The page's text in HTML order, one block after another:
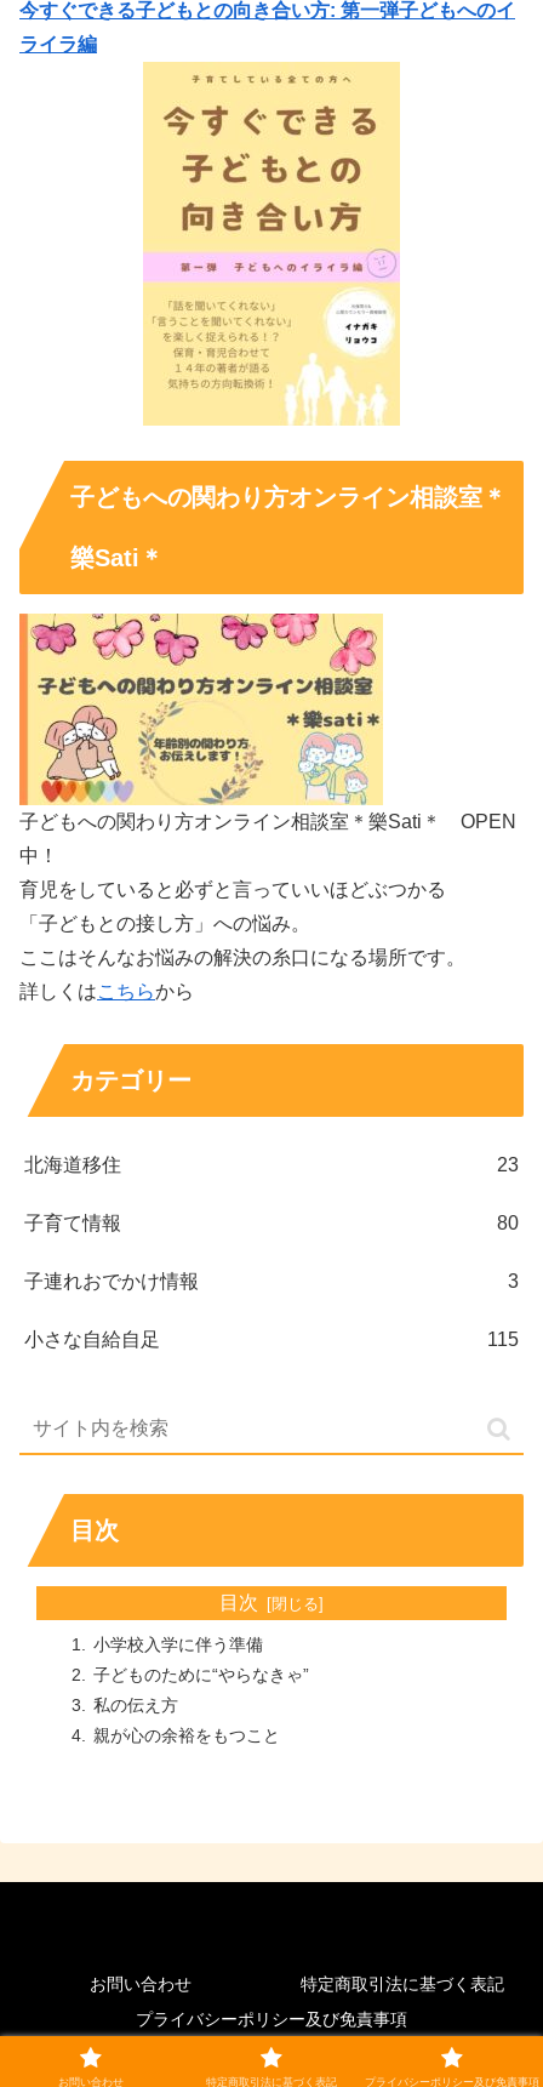
今すぐできる子どもとの向き合い方: 第一弾子どもへのイ
ライラ編
子どもへの関わり方オンライン相談室＊
樂Sati＊
子どもへの関わり方オンライン相談室＊樂Sati＊ OPEN
中！
育児をしていると必ずと言っていいほどぶつかる
「子どもとの接し方」への悩み。
ここはそんなお悩みの解決の糸口になる場所です。
詳しくはこちらから
カテゴリー
北海道移住 23
子育て情報 80
子連れおでかけ情報 3
小さな自給自足 115
目次
目次
小学校入学に伴う準備
子どものために“やらなきゃ”
私の伝え方
親が心の余裕をもつこと
お問い合わせ
特定商取引法に基づく表記
プライバシーポリシー及び免責事項
© 2023-2026 家族5人 北海道移住生活 小さな自給自足.
お問い合わせ 特定商取引法に基づく表記 プライバシーポリシー及び免責事項